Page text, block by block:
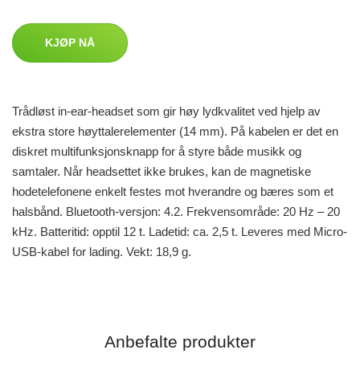
KJØP NÅ
Trådløst in-ear-headset som gir høy lydkvalitet ved hjelp av
ekstra store høyttalerelementer (14 mm). På kabelen er det en
diskret multifunksjonsknapp for å styre både musikk og
samtaler. Når headsettet ikke brukes, kan de magnetiske
hodetelefonene enkelt festes mot hverandre og bæres som et
halsbånd. Bluetooth-versjon: 4.2. Frekvensområde: 20 Hz – 20
kHz. Batteritid: opptil 12 t. Ladetid: ca. 2,5 t. Leveres med Micro-
USB-kabel for lading. Vekt: 18,9 g.
Anbefalte produkter